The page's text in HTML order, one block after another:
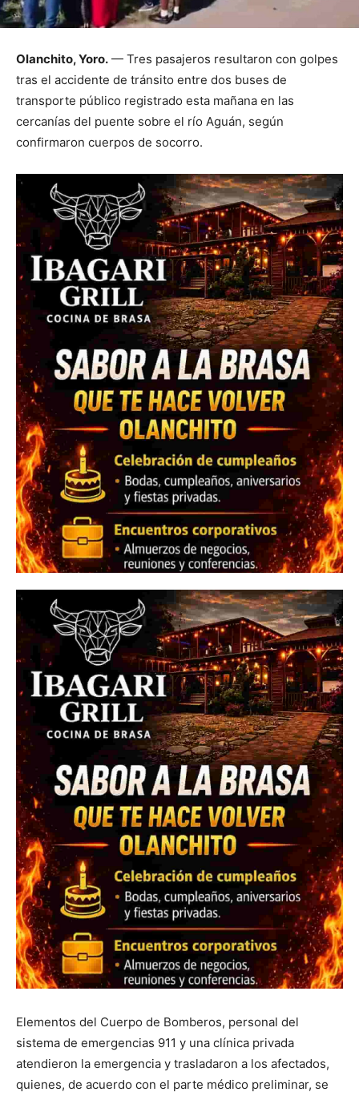
Olanchito, Yoro. — Tres pasajeros resultaron con golpes
tras el accidente de tránsito entre dos buses de
transporte público registrado esta mañana en las
cercanías del puente sobre el río Aguán, según
confirmaron cuerpos de socorro.
Elementos del Cuerpo de Bomberos, personal del
sistema de emergencias 911 y una clínica privada
atendieron la emergencia y trasladaron a los afectados,
quienes, de acuerdo con el parte médico preliminar, se